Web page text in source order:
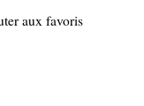
aux favoris